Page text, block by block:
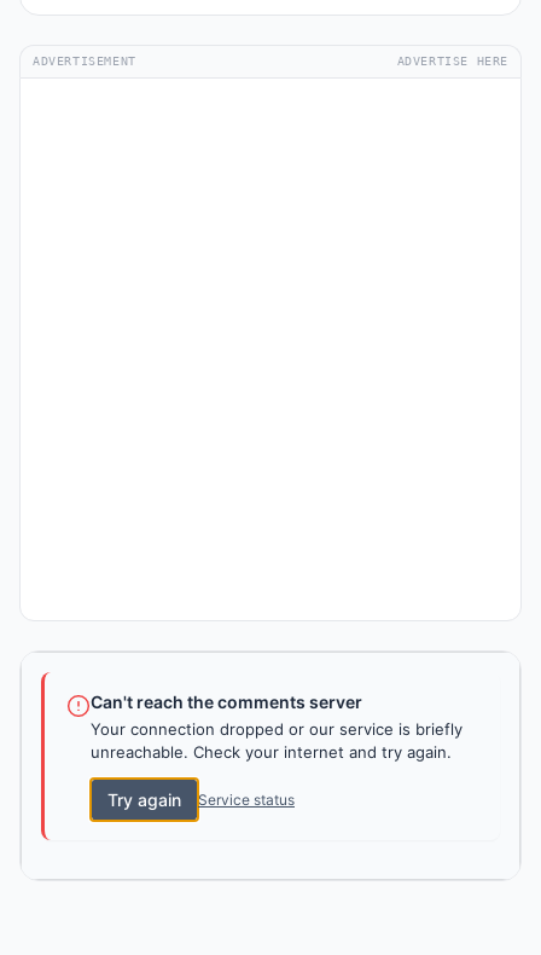
ADVERTISEMENT ADVERTISE HERE
Can't reach the comments server
Your connection dropped or our service is briefly
unreachable. Check your internet and try again.
Try again Service status